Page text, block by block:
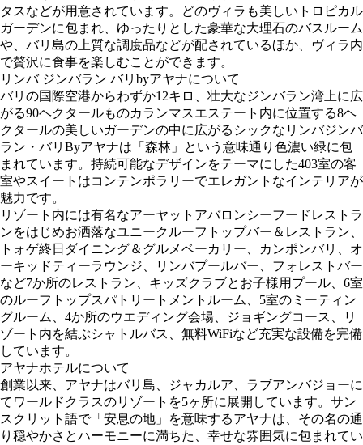
タスなどが用意されています。どのヴィラも美しいトロピカル
ガーデンに包まれ、ゆったりとした豪華な大理石のバスルーム
や、バリ島の上質な調度品などが配されているほか、ヴィラ内
で贅沢に食事を楽しむことができます。
リンバ ジンバラン バリbyアヤナについて
バリの国際空港からわずか12キロ、壮大なジンバラン湾上に広
がる90ヘクタールものカランマスエステート内に位置する8ヘ
クタールの美しいガーデンの中に広がるシックなリンバジンバ
ラン・バリByアヤナは「森林」という意味通り色濃い緑に包
まれています。持続可能なデザインをテーマにした403室の客
室やスイートはコンテンポラリーでエレガントなインテリアが
魅力です。
リゾート内には有名なアーヤットアバロンシーフードレストラ
ンをはじめお洒落なユニークルーフトップバー＆レストラン、
トォゲ終日ダイニング＆グルメベーカリー、カンポンバリ、オ
ーキッドティーラウンジ、リンバプールバー、フォレストバー
など7か所のレストラン、キッズクラブとお子様用プール、6室
のルーフトップスパトリートメントルーム、5室のミーティン
グルーム、4か所のウエディング会場、ジョギングコース、リ
ゾート内を結ぶシャトルバス、無料WiFiなど充実な設備を完備
しています。
アヤナホテルについて
創業以来、アヤナはバリ島、ジャカルア、ラブアンバジョーに
てワールドクラスのリゾートを5ヶ所に展開しています。サン
スクリット語で「安息の地」を意味するアヤナは、その名の通
り穏やかさとハーモニーに満ちた、幸せな雰囲気に包まれてい